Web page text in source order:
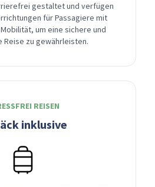
gestaltet und verfügen
für Passagiere mit
um eine sichere und
zu gewährleisten.
REISEN
inklusive